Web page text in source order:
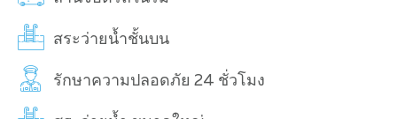
สระว่ายน้ำชั้นบน
รักษาความปลอดภัย 24 ชั่วโมง